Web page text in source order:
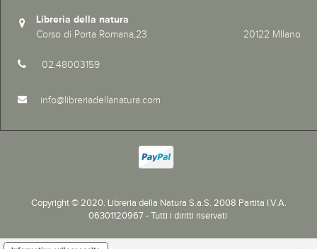
Libreria della natura
Corso di Porta Romana,23 20122 MIlano
02.48003159
info@libreriadellanatura.com
Copyright © 2020. Libreria della Natura S.a.S. 2008 Partita I.V.A.
06301120967 - Tutti i diritti riservati